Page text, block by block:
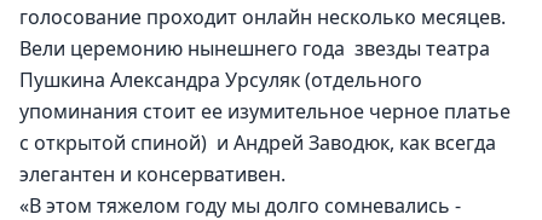
голосование проходит онлайн несколько месяцев.
Вели церемонию нынешнего года  звезды театра
Пушкина Александра Урсуляк (отдельного
упоминания стоит ее изумительное черное платье
с открытой спиной)  и Андрей Заводюк, как всегда
элегантен и консервативен.
«В этом тяжелом году мы долго сомневались -